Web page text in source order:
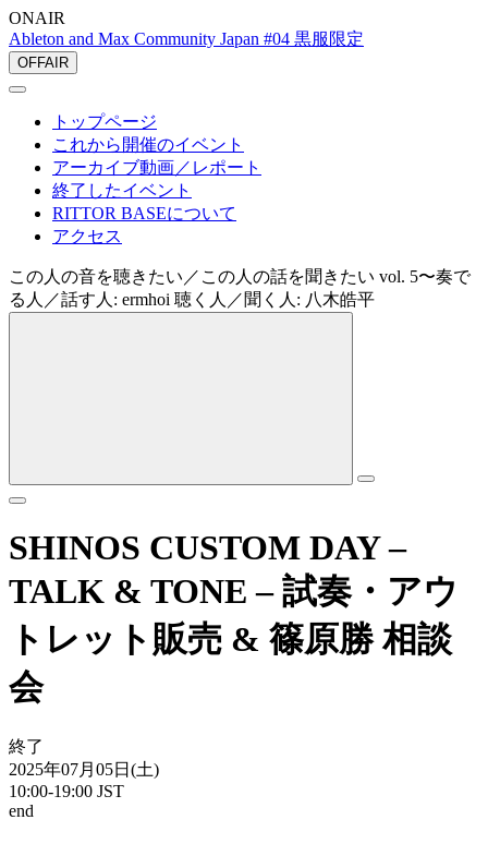
ONAIR
Ableton and Max Community Japan #04 黒服限定
OFFAIR
トップページ
これから開催のイベント
アーカイブ動画／レポート
終了したイベント
RITTOR BASEについて
アクセス
この人の音を聴きたい／この人の話を聞きたい vol. 5〜奏で
る人／話す人: ermhoi 聴く人／聞く人: 八木皓平
SHINOS CUSTOM DAY –
TALK & TONE – 試奏・アウ
トレット販売 & 篠原勝 相談
会
終了
2025年07月 05日 (土)
10:00-19:00 JST
end